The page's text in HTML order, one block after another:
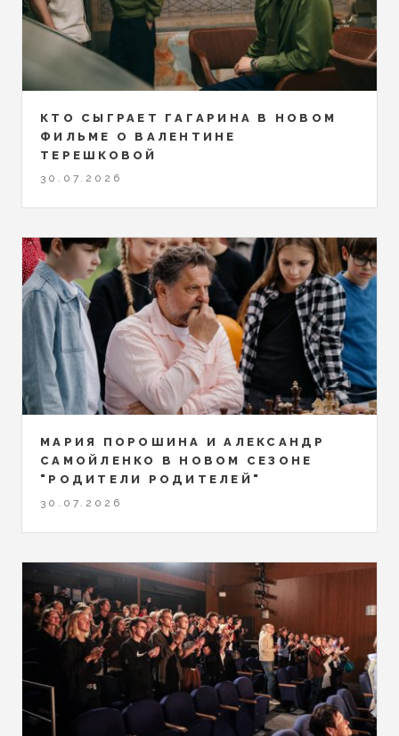
КТО СЫГРАЕТ ГАГАРИНА В НОВОМ
ФИЛЬМЕ О ВАЛЕНТИНЕ
ТЕРЕШКОВОЙ
30.07.2026
МАРИЯ ПОРОШИНА И АЛЕКСАНДР
САМОЙЛЕНКО В НОВОМ СЕЗОНЕ
"РОДИТЕЛИ РОДИТЕЛЕЙ"
30.07.2026